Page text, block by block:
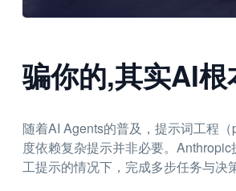
骗你的,其实AI
随着AI Agents的普及，提示词工程
度依赖复杂提示并非必要。
工提示的情况下，完成多步任务与决